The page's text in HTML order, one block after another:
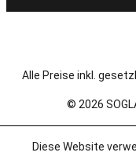
© 2026
Alle Preise inkl.
Diese Website